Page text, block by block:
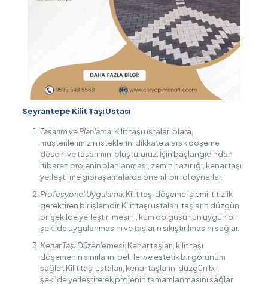
Seyrantepe Kilit Taşı Ustası
Tasarım ve Planlama: Kilit taşı ustaları olara,
müşterilerimizin isteklerini dikkate alarak döşeme
deseni ve tasarımını oluştururuz. İşin başlangıcından
itibaren projenin planlanması, zemin hazırlığı, kenar taşı
yerleştirme gibi aşamalarda önemli bir rol oynarlar.
Profesyonel Uygulama: Kilit taşı döşeme işlemi, titizlik
gerektiren bir işlemdir. Kilit taşı ustaları, taşların düzgün
bir şekilde yerleştirilmesini, kum dolgusunun uygun bir
şekilde uygulanmasını ve taşların sıkıştırılmasını sağlar.
Kenar Taşı Düzenlemesi: Kenar taşları, kilit taşı
döşemenin sınırlarını belirler ve estetik bir görünüm
sağlar. Kilit taşı ustaları, kenar taşlarını düzgün bir
şekilde yerleştirerek projenin tamamlanmasını sağlar.